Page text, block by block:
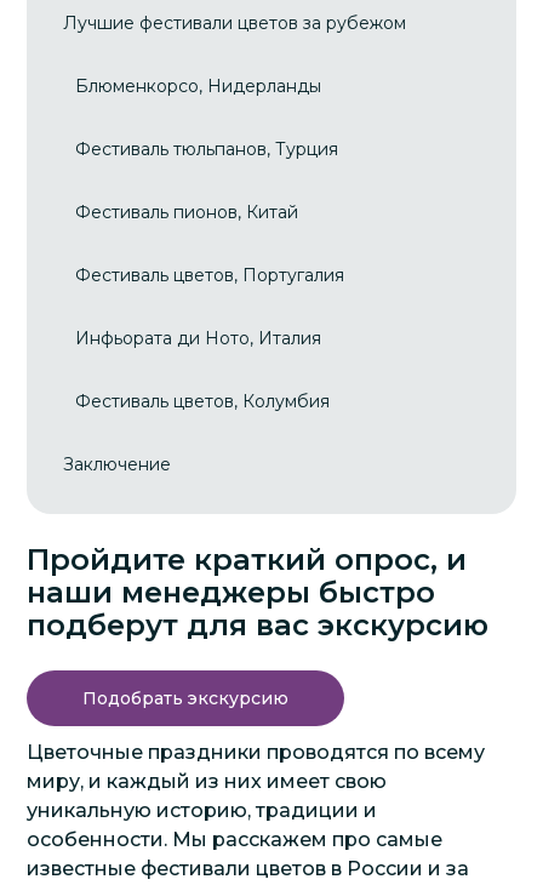
Пройдите краткий опрос, и
наши менеджеры быстро
подберут для вас экскурсию
Подобрать экскурсию
Цветочные праздники проводятся по всему
миру, и каждый из них имеет свою
уникальную историю, традиции и
особенности. Мы расскажем про самые
известные фестивали цветов в России и за
Лучшие фестивали цветов за рубежом
Блюменкорсо, Нидерланды
Фестиваль тюльпанов, Турция
Фестиваль пионов, Китай
Фестиваль цветов, Португалия
Инфьората ди Ното, Италия
Фестиваль цветов, Колумбия
Заключение